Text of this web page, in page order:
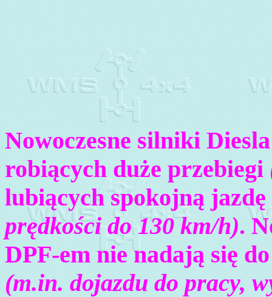
Nowoczesne silniki
robiących duże przebiegi
lubiących spokojną jazdę
prędkości do 130 km/h).
DPF-em nie nadają się
(m.in. dojazdu do pracy,